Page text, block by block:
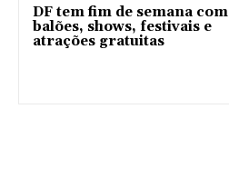
DF tem fim de semana com
balões, shows, festivais e
atrações gratuitas